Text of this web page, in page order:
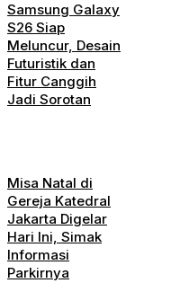
Samsung Galaxy
S26 Siap
Meluncur, Desain
Futuristik dan
Fitur Canggih
Jadi Sorotan
Misa Natal di
Gereja Katedral
Jakarta Digelar
Hari Ini, Simak
Informasi
Parkirnya